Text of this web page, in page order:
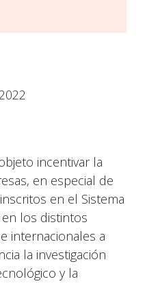
incentivar la
en especial de
en el Sistema
en los distintos
internacionales a
la investigación
y la